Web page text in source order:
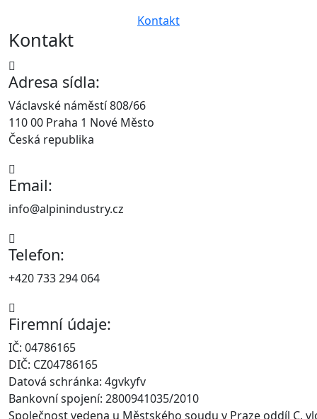
Kontakt
Kontakt
Adresa sídla:
Václavské náměstí 808/66
110 00 Praha 1 Nové Město
Česká republika
Email:
info@alpinindustry.cz
Telefon:
+420 733 294 064
Firemní údaje:
IČ: 04786165
DIČ: CZ04786165
Datová schránka: 4gvkyfv
Bankovní spojení: 2800941035/2010
Společnost vedena u Městského soudu v Praze oddíl C,